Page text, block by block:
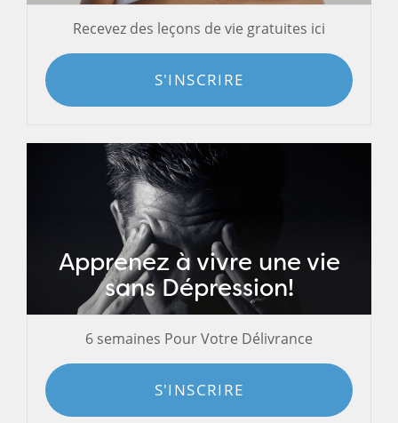
Recevez des leçons de vie gratuites ici
S'INSCRIRE
Apprenez à vivre une vie
sans Dépression!
6 semaines Pour Votre Délivrance
S'INSCRIRE